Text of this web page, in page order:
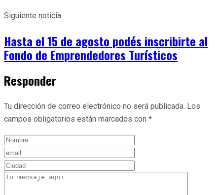
Siguiente noticia
Hasta el 15 de agosto podés inscribirte al
Fondo de Emprendedores Turísticos
Responder
Tu dirección de correo electrónico no será publicada. Los
campos obligatorios están marcados con *